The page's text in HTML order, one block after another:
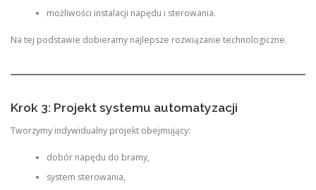
możliwości instalacji napędu i sterowania.
Na tej podstawie dobieramy najlepsze rozwiązanie technologiczne.
Krok 3: Projekt systemu automatyzacji
Tworzymy indywidualny projekt obejmujący:
dobór napędu do bramy,
system sterowania,